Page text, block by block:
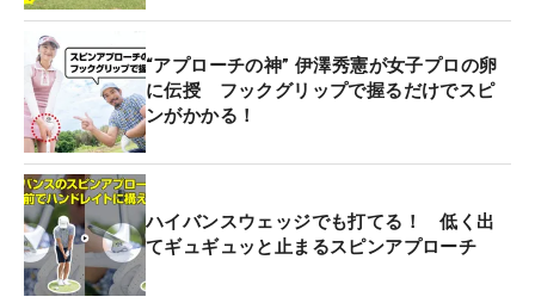
“アプローチの神” 伊澤秀憲が女子プロの卵
に伝授 フックグリップで握るだけでスピ
ンがかかる！
ハイバンスウェッジでも打てる！ 低く出
てギュギュッと止まるスピンアプローチ